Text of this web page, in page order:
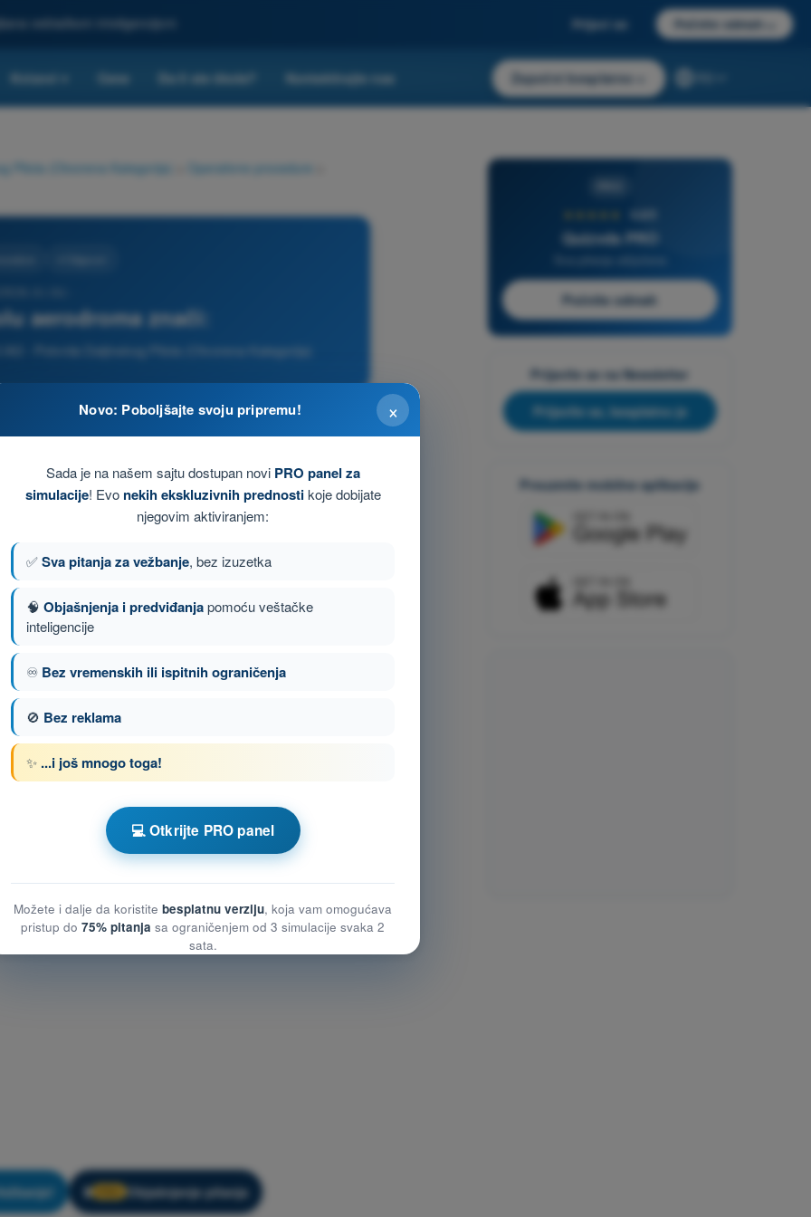
veštačkom inteligencijom Prijavi se Počnite odmah
Kvizovi Cene Da li ste škola? Kontaktirajte nas Započni besplatno
Pilota (Otvorena Kategorija) Operativne procedure
aerodroma znači:
- Potvrda Daljinskog Pilota (Otvorena Kategorija)
36 od 75 Sledeće pitanje
DRON A1/A3 - Potvrda Daljinskog Pilota
Kviz za vežbanje DRON A1/A3 - Operativne procedure
🔒 Objašnjenje pitanja
4,6/5
Quizvds PRO
Počnite odmah
Prijavite se na Newsletter
Prijavite se, besplatno je
Preuzmite mobilne aplikacije
×
Novo: Poboljšajte svoju pripremu!
Sada je na našem sajtu dostupan novi PRO panel za
simulacije! Evo nekih ekskluzivnih prednostikoje dobijate
njegovim aktiviranjem:
✅Sva pitanja za vežbanje, bez izuzetka
🧠 Objašnjenja i predviđanjapomoću veštačke
inteligencije
♾️ Bez vremenskih ili ispitnih ograničenja
🚫 Bez reklama
✨ ...i još mnogo toga!
💻 Otkrijte PRO panel
Možete i dalje da koristite besplatnu verziju, koja vam omogućava
pristup do 75% pitanja sa ograničenjem od 3 simulacije svaka 2
sata.